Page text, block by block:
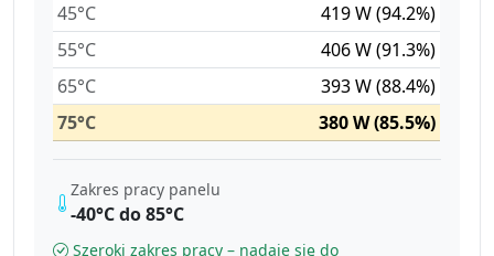
45°C
419 W (94.2%)
55°C
406 W (91.3%)
65°C
393 W (88.4%)
75°C
380 W (85.5%)
Zakres pracy panelu
-40°C do 85°C
Szeroki zakres pracy – nadaje się do